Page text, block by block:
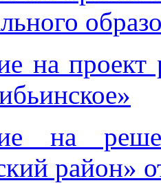
на
на
район»